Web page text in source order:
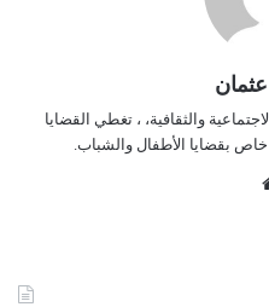
والثقافية، ، تغطي القضايا
خاص بقضايا الأطفال والشباب.